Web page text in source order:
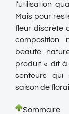
l’utilisation
Mais pour
fleur discrète
composition
beauté
produit « dit
senteurs qui
saison de
Sommaire